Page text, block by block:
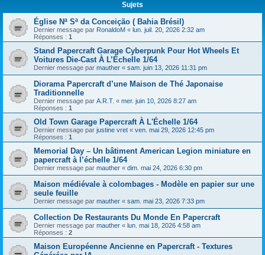
Sujets
Église Nª Sª da Conceição ( Bahia Brésil)
Dernier message par RonaldoM « lun. juil. 20, 2026 2:32 am
Réponses : 1
Stand Papercraft Garage Cyberpunk Pour Hot Wheels Et
Voitures Die-Cast À L’Échelle 1/64
Dernier message par mauther « sam. juin 13, 2026 11:31 pm
Diorama Papercraft d’une Maison de Thé Japonaise
Traditionnelle
Dernier message par A.R.T. « mer. juin 10, 2026 8:27 am
Réponses : 1
Old Town Garage Papercraft À L'Échelle 1/64
Dernier message par justine vret « ven. mai 29, 2026 12:45 pm
Réponses : 1
Memorial Day – Un bâtiment American Legion miniature en
papercraft à l’échelle 1/64
Dernier message par mauther « dim. mai 24, 2026 6:30 pm
Maison médiévale à colombages - Modèle en papier sur une
seule feuille
Dernier message par mauther « sam. mai 23, 2026 7:33 pm
Collection De Restaurants Du Monde En Papercraft
Dernier message par mauther « lun. mai 18, 2026 4:58 am
Réponses : 2
Maison Européenne Ancienne en Papercraft - Textures